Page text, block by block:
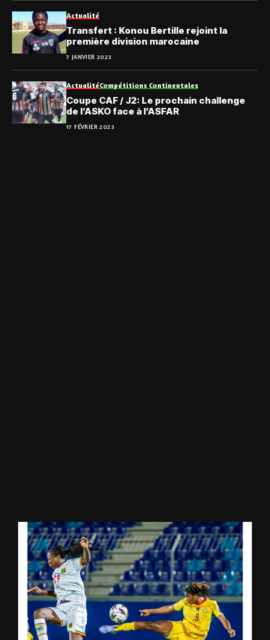
Actualité
Transfert : Konou Bertille rejoint la
première division marocaine
7 JANVIER 2023
ActualitéCompétitions Continentales
Coupe CAF / J2: Le prochain challenge
de l’ASKO face à l’ASFAR
17 FÉVRIER 2023